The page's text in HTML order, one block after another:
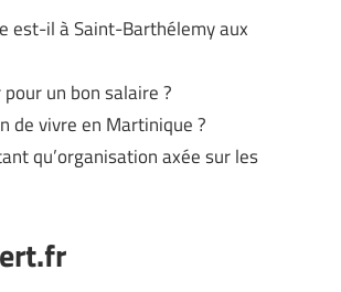
est-il à Saint-Barthélemy aux
un bon salaire ?
de vivre en Martinique ?
qu’organisation axée sur les